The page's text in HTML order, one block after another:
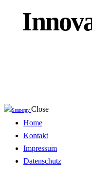
Close
Home
Kontakt
Impressum
Datenschutz